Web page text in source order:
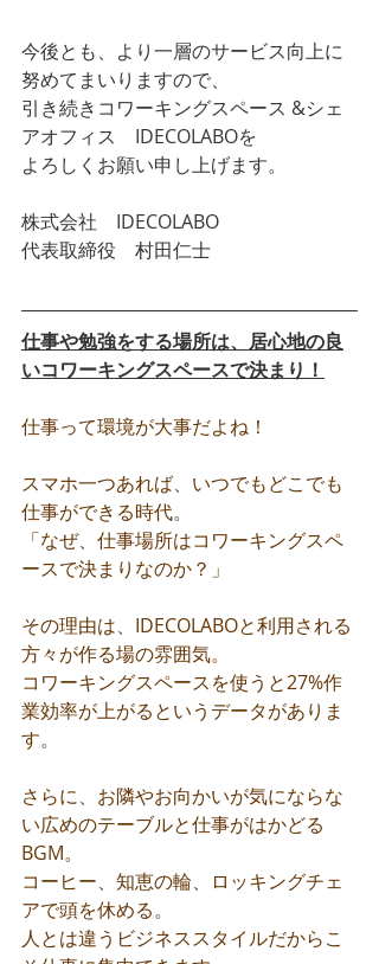
今後とも、より一層のサービス向上に
努めてまいりますので、
引き続きコワーキングスペース &シェ
アオフィス　IDECOLABOを
よろしくお願い申し上げます。
株式会社　IDECOLABO
代表取締役　村田仁士
仕事や勉強をする場所は、居心地の良
いコワーキングスペースで決まり！
仕事って環境が大事だよね！
スマホ一つあれば、いつでもどこでも
仕事ができる時代。
「なぜ、仕事場所はコワーキングスペ
ースで決まりなのか？」
その理由は、IDECOLABOと利用される
方々が作る場の雰囲気。
コワーキングスペースを使うと27%作
業効率が上がるというデータがありま
す。
さらに、お隣やお向かいが気にならな
い広めのテーブルと仕事がはかどる
BGM。
コーヒー、知恵の輪、ロッキングチェ
アで頭を休める。
人とは違うビジネススタイルだからこ